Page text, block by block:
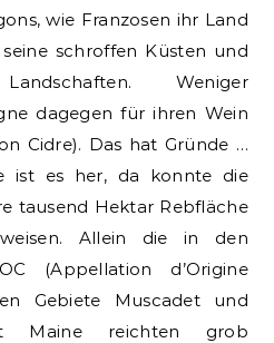
wie Franzosen ihr Land
schroffen Küsten und
Weniger
dagegen für ihren Wein
Cidre). Das hat Gründe …
ist es her, da konnte die
tausend Hektar Rebfläche
Allein die in den
(Appellation d’Origine
Gebiete Muscadet und
Maine reichten grob